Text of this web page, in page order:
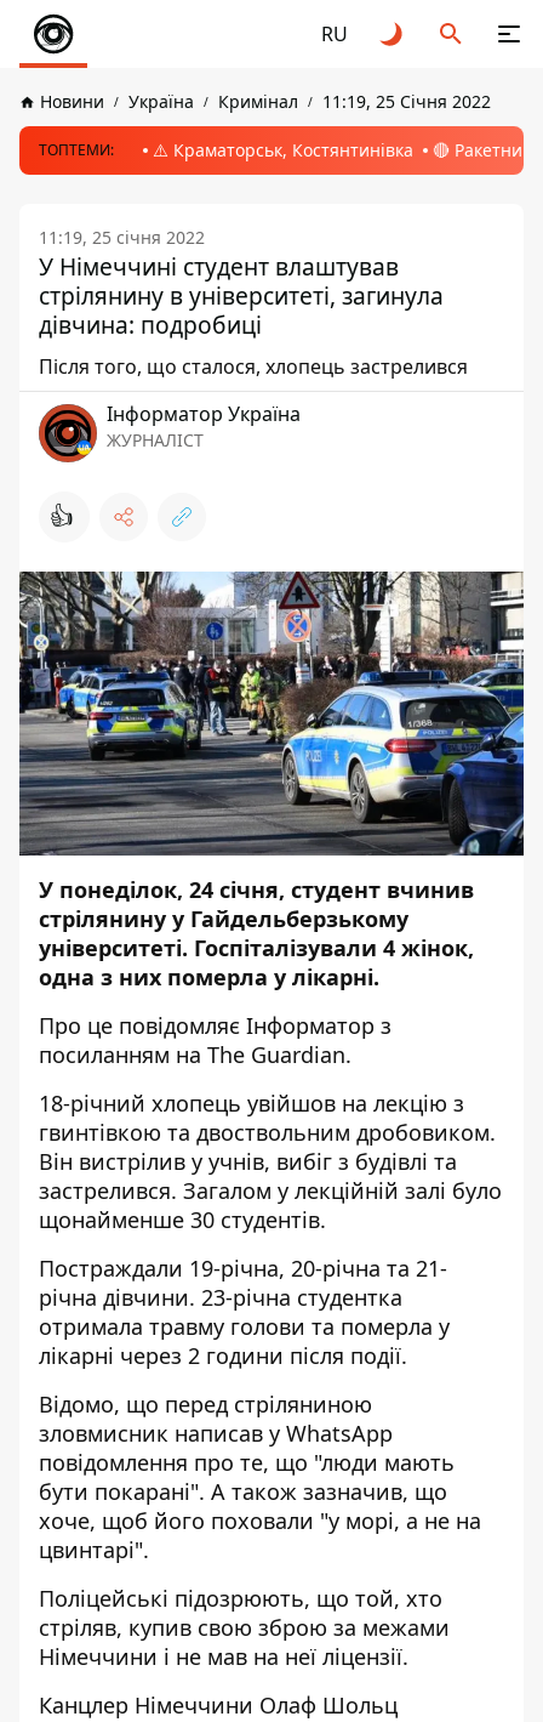
RU
Новини Україна Кримінал 11:19, 25 Січня 2022
ТОПТЕМИ: ⚠️ Краматорськ, Костянтинівка 🔴 Ракетний
11:19, 25 січня 2022
У Німеччині студент влаштував
стрілянину в університеті, загинула
дівчина: подробиці
Після того, що сталося, хлопець застрелився
Інформатор Україна
ЖУРНАЛІСТ
👍
У понеділок, 24 січня, студент вчинив
стрілянину у Гайдельберзькому
університеті. Госпіталізували 4 жінок,
одна з них померла у лікарні.
Про це повідомляє Інформатор з
посиланням на The Guardian.
18-річний хлопець увійшов на лекцію з
гвинтівкою та двоствольним дробовиком.
Він вистрілив у учнів, вибіг з будівлі та
застрелився. Загалом у лекційній залі було
щонайменше 30 студентів.
Постраждали 19-річна, 20-річна та 21-
річна дівчини. 23-річна студентка
отримала травму голови та померла у
лікарні через 2 години після події.
Відомо, що перед стріляниною
зловмисник написав у WhatsApp
повідомлення про те, що "люди мають
бути покарані". А також зазначив, що
хоче, щоб його поховали "у морі, а не на
цвинтарі".
Поліцейські підозрюють, що той, хто
стріляв, купив свою зброю за межами
Німеччини і не мав на неї ліцензії.
Канцлер Німеччини Олаф Шольц